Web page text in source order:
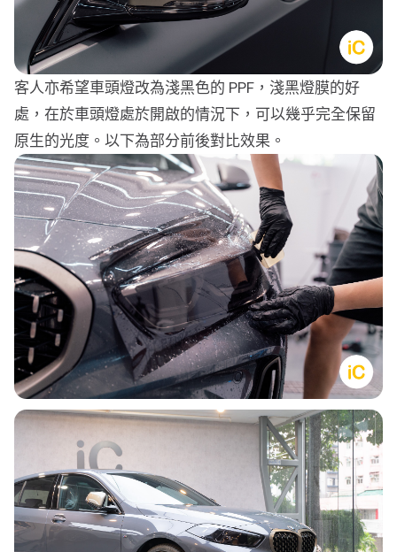
客人亦希望車頭燈改為淺黑色的 PPF，淺黑燈膜的好
處，在於車頭燈處於開啟的情況下，可以幾乎完全保留
原生的光度。以下為部分前後對比效果。